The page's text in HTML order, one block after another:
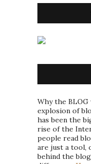
Why the
explosion of
has been the
rise of the
people read
are just a tool,
behind the